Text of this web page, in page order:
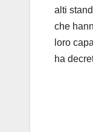
alti
che
loro
ha